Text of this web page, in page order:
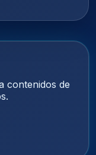
contenidos de